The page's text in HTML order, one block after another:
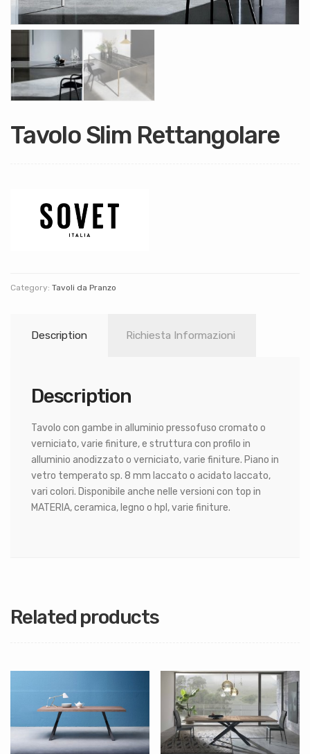
Tavolo Slim Rettangolare
Category: Tavoli da Pranzo
Description Richiesta Informazioni
Description
Tavolo con gambe in alluminio pressofuso cromato o
verniciato, varie finiture, e struttura con profilo in
alluminio anodizzato o verniciato, varie finiture. Piano in
vetro temperato sp. 8 mm laccato o acidato laccato,
vari colori. Disponibile anche nelle versioni con top in
MATERIA, ceramica, legno o hpl, varie finiture.
Related products